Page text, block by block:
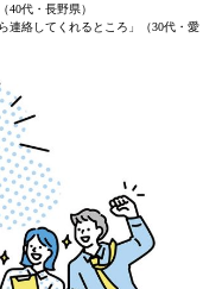
40代・長野県）
連絡してくれるところ」（30代・愛